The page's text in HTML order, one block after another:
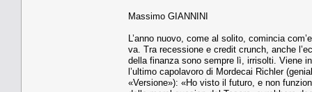
Massimo GIANNINI
L’anno nuovo, come al solito, comincia
va. Tra recessione e credit crunch, anche
della finanza sono sempre lì, irrisolti. Viene
l’ultimo capolavoro di Mordecai Richler
«Versione»): «Ho visto il futuro, e non